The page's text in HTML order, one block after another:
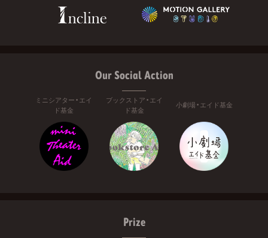
Our Social Action
ミニシアター・エイ
ド基金
ブックストア・エイ
ド基金
小劇場・エイド基金
Prize